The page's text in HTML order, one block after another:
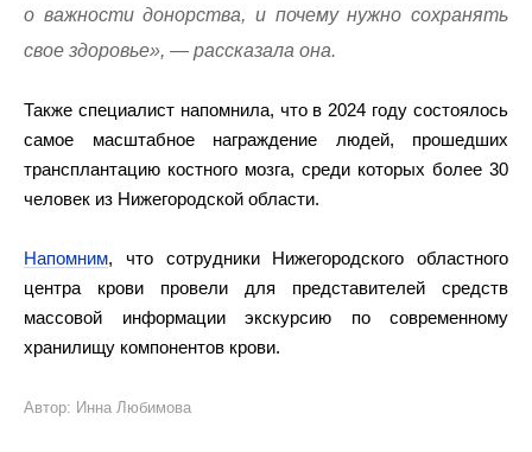
о важности донорства, и почему нужно сохранять
свое здоровье», — рассказала она.
Также специалист напомнила, что в 2024 году состоялось
самое масштабное награждение людей, прошедших
трансплантацию костного мозга, среди которых более 30
человек из Нижегородской области.
Напомним, что сотрудники Нижегородского областного
центра крови провели для представителей средств
массовой информации экскурсию по современному
хранилищу компонентов крови.
Автор: Инна Любимова